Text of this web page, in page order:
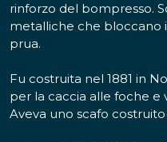
rinforzo del bompresso.
metalliche che bloccano
prua.
Fu costruita nel 1881 in
per la caccia alle foche e
Aveva uno scafo